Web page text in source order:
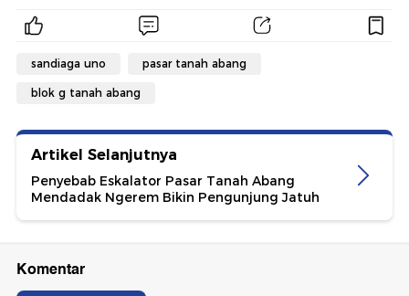
sandiaga uno pasar tanah abang
blok g tanah abang
Artikel Selanjutnya
Penyebab Eskalator Pasar Tanah Abang
Mendadak Ngerem Bikin Pengunjung Jatuh